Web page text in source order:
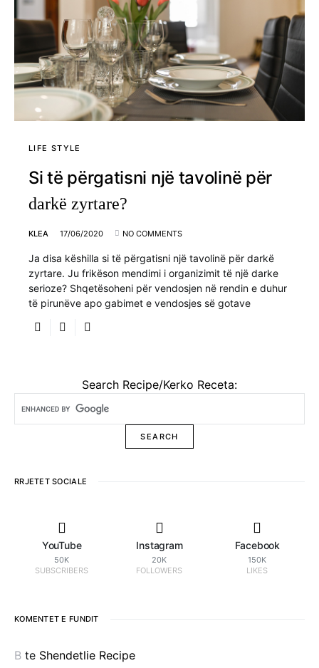
LIFE STYLE
Si të përgatisni një tavolinë për
darkë zyrtare?
KLEA 17/06/2020 NO COMMENTS
Ja disa këshilla si të përgatisni një tavolinë për darkë
zyrtare. Ju frikëson mendimi i organizimit të një darke
serioze? Shqetësoheni për vendosjen në rendin e duhur
të pirunëve apo gabimet e vendosjes së gotave
Search Recipe/Kerko Receta:
RRJETET SOCIALE
YouTube
50K
SUBSCRIBERS
Instagram
20K
FOLLOWERS
Facebook
150K
LIKES
KOMENTET E FUNDIT
B te Shendetlie Recipe